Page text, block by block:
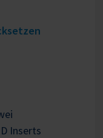
Inserts
Pipetting Devices